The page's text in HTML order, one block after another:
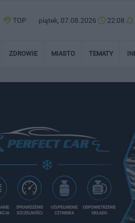
TOP piątek, 07.08.2026 22:08
ZDROWIE MIASTO TEMATY